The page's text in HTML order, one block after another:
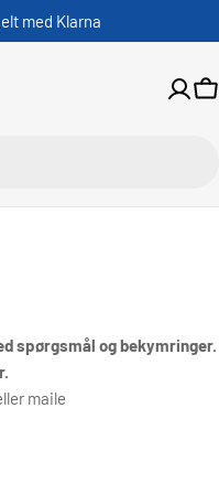
med Klarna
spørgsmål og bekymringer.
maile